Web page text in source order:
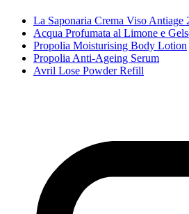
La Saponaria Crema Viso Antiage
Acqua Profumata al Limone e
Propolia Moisturising Body Lotion
Propolia Anti-Ageing Serum
Avril Lose Powder Refill